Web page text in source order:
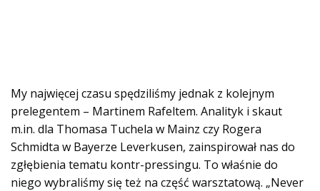
My najwięcej czasu spędziliśmy jednak z kolejnym
prelegentem – Martinem Rafeltem. Analityk i skaut
m.in. dla Thomasa Tuchela w Mainz czy Rogera
Schmidta w Bayerze Leverkusen, zainspirował nas do
zgłębienia tematu kontr-pressingu. To właśnie do
niego wybraliśmy się też na część warsztatową. „Never